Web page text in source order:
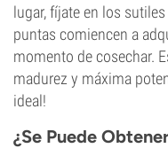
lugar, fíjate en los
puntas comiencen a
momento de cosechar.
madurez y máxima
ideal!
¿Se Puede